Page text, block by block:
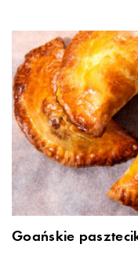
Goańskie